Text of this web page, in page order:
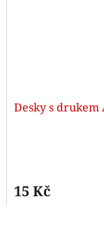
Desky s drukem
15 Kč